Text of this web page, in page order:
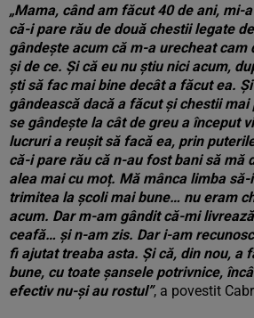
„Mama, când am făcut 40 de ani, mi-
că-i pare rău de două chestii legate
gândește acum că m-a urecheat cam
și de ce. Și că eu nu știu nici acum,
ști să fac mai bine decât a făcut ea.
gândească dacă a făcut și chestii
se gândește la cât de greu a început
lucruri a reușit să facă ea, prin
că-i pare rău că n-au fost bani să mă
alea mai cu moț. Mă mânca limba să-
trimitea la școli mai bune… nu eram
acum. Dar m-am gândit că-mi
ceafă… și n-am zis. Dar i-am
fi ajutat treaba asta. Și că, din nou, a
bune, cu toate șansele potrivnice,
efectiv nu-și au rostul”, a povestit